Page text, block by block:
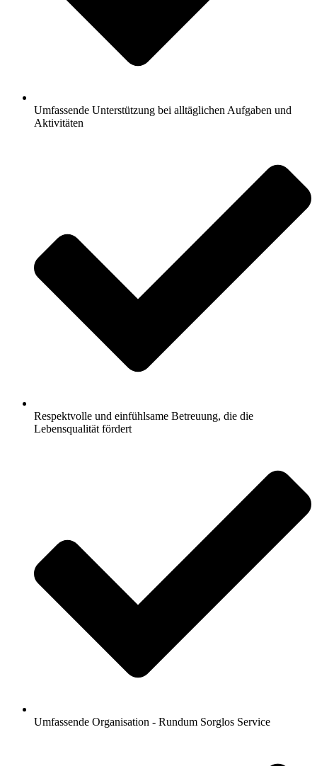
Umfassende Unterstützung bei alltäglichen Aufgaben und
Aktivitäten
Respektvolle und einfühlsame Betreuung, die die
Lebensqualität fördert
Umfassende Organisation - Rundum Sorglos Service